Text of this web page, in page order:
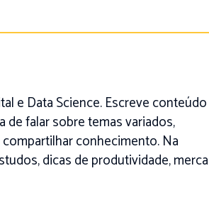
e Data Science. Escreve conteúdo
de falar sobre temas variados,
conhecimento. Na
dicas de produtividade,